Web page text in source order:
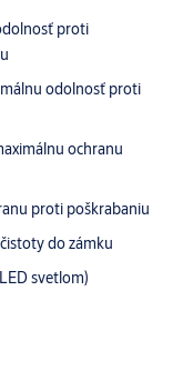
proti
odolnosť proti
ochranu
proti poškrabaniu
do zámku
svetlom)